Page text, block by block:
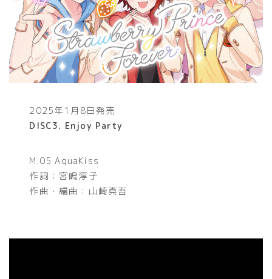
2025年1月8日発売
DISC3. Enjoy Party
M.05 AquaKiss
作詞：宮嶋淳子
作曲・編曲：山崎真吾